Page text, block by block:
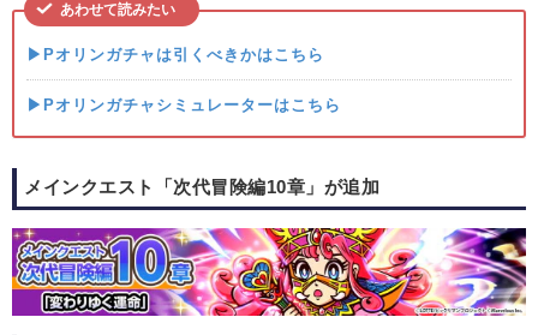
あわせて読みたい
▶Pオリンガチャは引くべきかはこちら
▶Pオリンガチャシミュレーターはこちら
メインクエスト「次代冒険編10章」が追加